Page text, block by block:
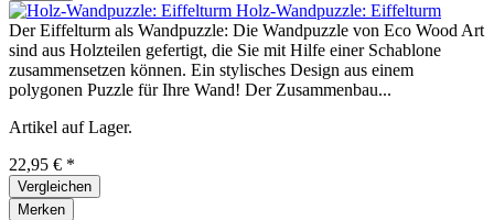
Holz-Wandpuzzle: Eiffelturm
Der Eiffelturm als Wandpuzzle: Die Wandpuzzle von Eco Wood Art
sind aus Holzteilen gefertigt, die Sie mit Hilfe einer Schablone
zusammensetzen können. Ein stylisches Design aus einem
polygonen Puzzle für Ihre Wand! Der Zusammenbau...
Artikel auf Lager.
22,95 € *
Vergleichen
Merken